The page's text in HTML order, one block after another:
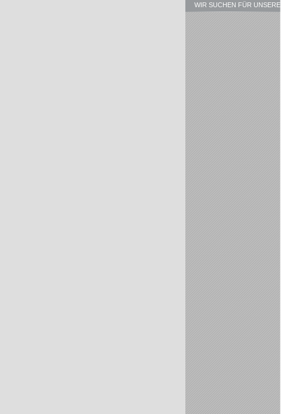
Panoramablick
WIR SUCHEN FÜR UNSERE